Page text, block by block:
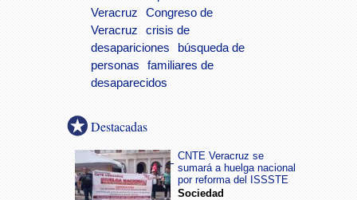
Veracruz
Congreso de
Veracruz
crisis de
desapariciones
búsqueda de
personas
familiares de
desaparecidos
Destacadas
CNTE Veracruz se
sumará a huelga nacional
por reforma del ISSSTE
Sociedad